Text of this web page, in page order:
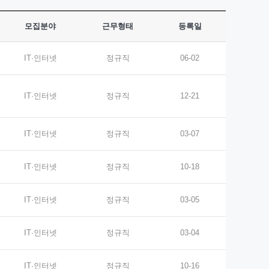
모집분야 근무형태 등록일
IT·인터넷 정규직 06-02
IT·인터넷 정규직 12-21
IT·인터넷 정규직 03-07
IT·인터넷 정규직 10-18
IT·인터넷 정규직 03-05
IT·인터넷 정규직 03-04
IT·인터넷 정규직 10-16